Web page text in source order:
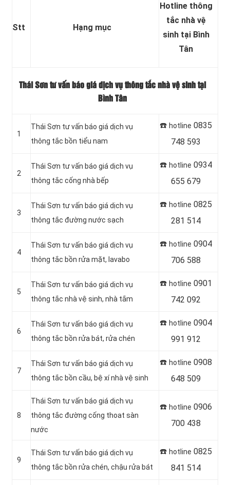
Stt Hạng mục
Hotline thông
tắc nhà vệ
sinh tại Bình
Tân
Thái Sơn tư vấn báo giá dịch vụ thông tắc nhà vệ sinh tại
Bình Tân
1
Thái Sơn tư vấn báo giá dịch vụ
thông tắc bồn tiểu nam
☎️ hotline 0835
748 593
2
Thái Sơn tư vấn báo giá dịch vụ
thông tắc cống nhà bếp
☎️ hotline 0934
655 679
3
Thái Sơn tư vấn báo giá dịch vụ
thông tắc đường nước sạch
☎️ hotline 0825
281 514
4
Thái Sơn tư vấn báo giá dịch vụ
thông tắc bồn rửa mặt, lavabo
☎️ hotline 0904
706 588
5
Thái Sơn tư vấn báo giá dịch vụ
thông tắc nhà vệ sinh, nhà tắm
☎️ hotline 0901
742 092
6
Thái Sơn tư vấn báo giá dịch vụ
thông tắc bồn rửa bát, rửa chén
☎️ hotline 0904
991 912
7
Thái Sơn tư vấn báo giá dịch vụ
thông tắc bồn cầu, bệ xí nhà vệ sinh
☎️ hotline 0908
648 509
8
Thái Sơn tư vấn báo giá dịch vụ
thông tắc đường cống thoat sàn
nước
☎️ hotline 0906
700 438
9
Thái Sơn tư vấn báo giá dịch vụ
thông tắc bồn rửa chén, chậu rửa bát
☎️ hotline 0825
841 514